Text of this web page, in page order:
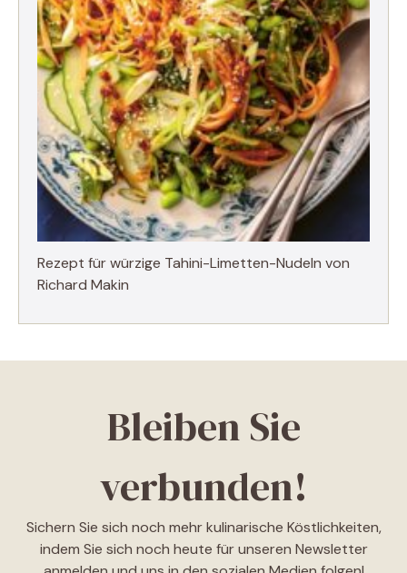
Rezept für würzige Tahini-Limetten-Nudeln von
Richard Makin
Bleiben Sie
verbunden!
Sichern Sie sich noch mehr kulinarische Köstlichkeiten,
indem Sie sich noch heute für unseren Newsletter